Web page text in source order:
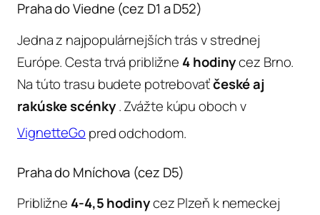
Praha do Viedne (cez D1 a D52)
Jedna z najpopulárnejších trás v strednej
Európe. Cesta trvá približne 4 hodinycez Brno.
Na túto trasu budete potrebovaťčeské aj
rakúske scénky. Zvážte kúpu oboch v
VignetteGo pred odchodom.
Praha do Mníchova (cez D5)
Približne 4-4,5 hodinycez Plzeň k nemeckej